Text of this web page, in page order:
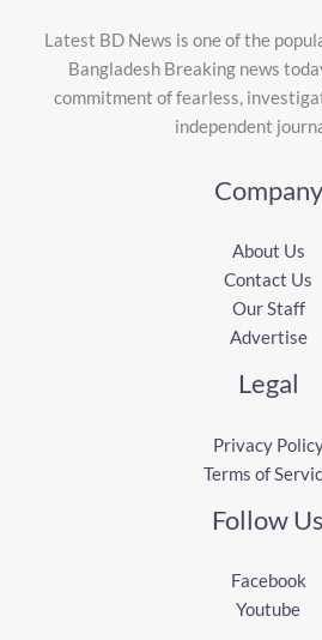
Latest BD News is one of the
Bangladesh Breaking news
commitment of fearless,
independent
Company
About Us
Contact Us
Our Staff
Advertise
Legal
Privacy
Terms of
Follow Us
Facebook
Youtube